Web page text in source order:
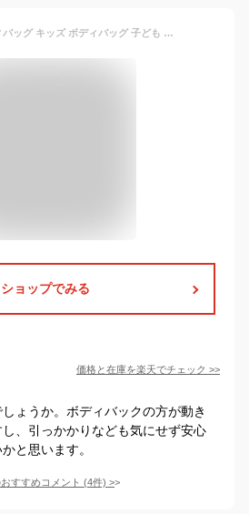
【送料無料】ボディバッグ キッズ ボディバッグ 子ども ミリタリー 迷彩 カーキ ネイビー グレー ブラック ポケット付き ショルダー紐 調節可能 ペットボトルも入る ワンショルダーバッグ パパとお揃い 家族 9046
ショップでみる
価格と在庫を楽天でチェック >>
ょうか。ボディバックの方が動き
、引っかかりなども気にせず安心
と思います。
すすめコメント (4件) >